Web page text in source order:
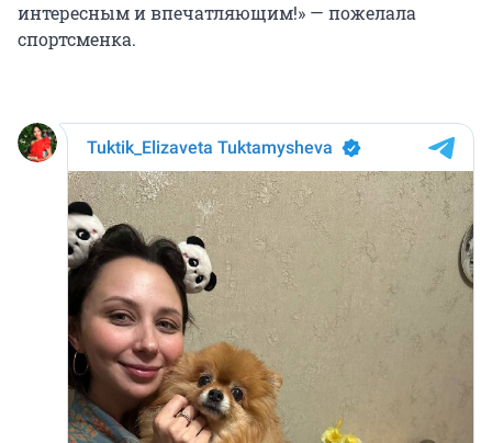
интересным и впечатляющим!» — пожелала
спортсменка.